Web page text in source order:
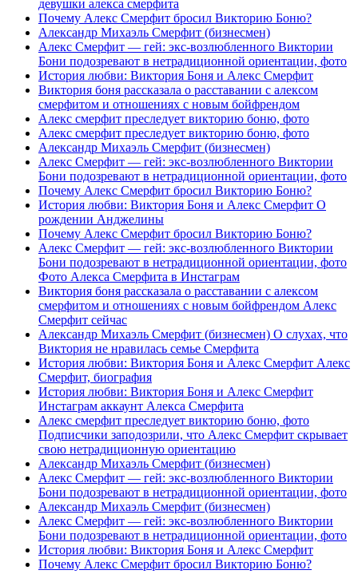
девушки алекса смерфита
Почему Алекс Смерфит бросил Викторию Боню?
Александр Михаэль Смерфит (бизнесмен)
Алекс Смерфит — гей: экс-возлюбленного Виктории
Бони подозревают в нетрадиционной ориентации, фото
История любви: Виктория Боня и Алекс Смерфит
Виктория боня рассказала о расставании с алексом
смерфитом и отношениях с новым бойфрендом
Алекс смерфит преследует викторию боню, фото
Алекс смерфит преследует викторию боню, фото
Александр Михаэль Смерфит (бизнесмен)
Алекс Смерфит — гей: экс-возлюбленного Виктории
Бони подозревают в нетрадиционной ориентации, фото
Почему Алекс Смерфит бросил Викторию Боню?
История любви: Виктория Боня и Алекс Смерфит О
рождении Анджелины
Почему Алекс Смерфит бросил Викторию Боню?
Алекс Смерфит — гей: экс-возлюбленного Виктории
Бони подозревают в нетрадиционной ориентации, фото
Фото Алекса Смерфита в Инстаграм
Виктория боня рассказала о расставании с алексом
смерфитом и отношениях с новым бойфрендом Алекс
Смерфит сейчас
Александр Михаэль Смерфит (бизнесмен) О слухах, что
Виктория не нравилась семье Смерфита
История любви: Виктория Боня и Алекс Смерфит Алекс
Смерфит, биография
История любви: Виктория Боня и Алекс Смерфит
Инстаграм аккаунт Алекса Смерфита
Алекс смерфит преследует викторию боню, фото
Подписчики заподозрили, что Алекс Смерфит скрывает
свою нетрадиционную ориентацию
Александр Михаэль Смерфит (бизнесмен)
Алекс Смерфит — гей: экс-возлюбленного Виктории
Бони подозревают в нетрадиционной ориентации, фото
Александр Михаэль Смерфит (бизнесмен)
Алекс Смерфит — гей: экс-возлюбленного Виктории
Бони подозревают в нетрадиционной ориентации, фото
История любви: Виктория Боня и Алекс Смерфит
Почему Алекс Смерфит бросил Викторию Боню?